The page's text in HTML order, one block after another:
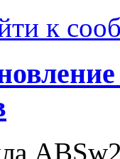
к